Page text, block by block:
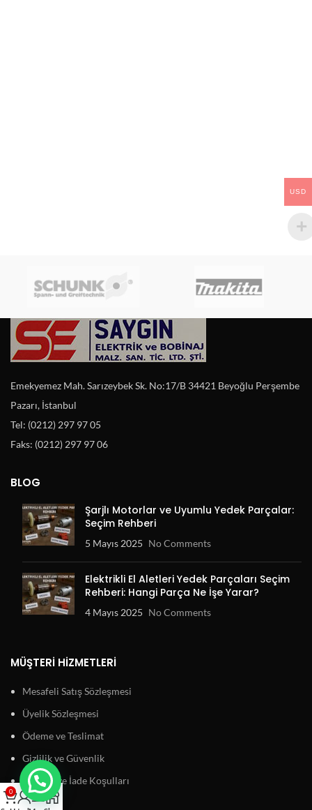
Emekyemez Mah. Sarızeybek Sk. No:17/B 34421 Beyoğlu Perşembe
Pazarı, İstanbul
Tel: (0212) 297 97 05
Faks: (0212) 297 97 06
BLOG
Şarjlı Motorlar ve Uyumlu Yedek Parçalar:
Seçim Rehberi
5 Mayıs 2025 No Comments
Elektrikli El Aletleri Yedek Parçaları Seçim
Rehberi: Hangi Parça Ne İşe Yarar?
4 Mayıs 2025 No Comments
MÜŞTERI HIZMETLERI
Mesafeli Satış Sözleşmesi
Üyelik Sözleşmesi
Ödeme ve Teslimat
Gizlilik ve Güvenlik
Garanti ve İade Koşulları
USD
0